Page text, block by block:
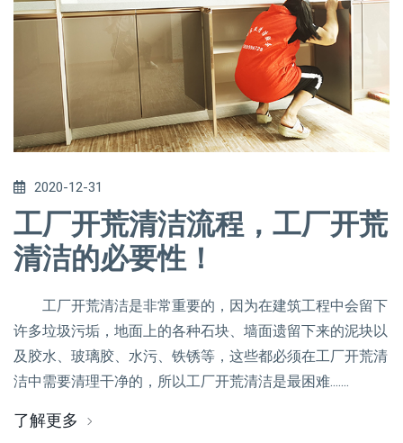
2020-12-31
工厂开荒清洁流程，工厂开荒
清洁的必要性！
工厂开荒清洁是非常重要的，因为在建筑工程中会留下
许多垃圾污垢，地面上的各种石块、墙面遗留下来的泥块以
及胶水、玻璃胶、水污、铁锈等，这些都必须在工厂开荒清
洁中需要清理干净的，所以工厂开荒清洁是最困难.......
了解更多